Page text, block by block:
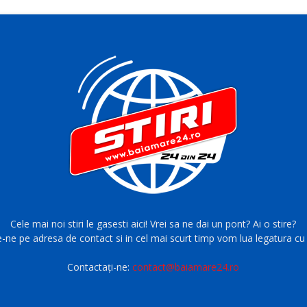
Cele mai noi stiri le gasesti aici! Vrei sa ne dai un pont? Ai o stire?
ne pe adresa de contact si in cel mai scurt timp vom lua legatura
Contactați-ne:contact@baiamare24.ro